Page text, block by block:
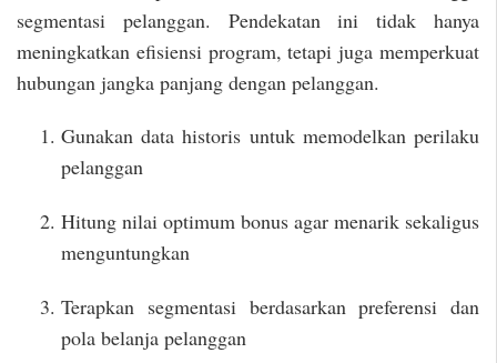
segmentasi pelanggan. Pendekatan ini tidak hanya
meningkatkan efisiensi program, tetapi juga memperkuat
hubungan jangka panjang dengan pelanggan.
Gunakan data historis untuk memodelkan perilaku
pelanggan
Hitung nilai optimum bonus agar menarik sekaligus
menguntungkan
Terapkan segmentasi berdasarkan preferensi dan
pola belanja pelanggan